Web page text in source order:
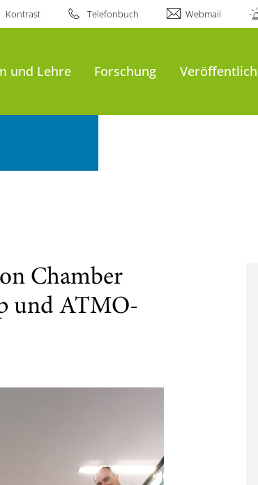
Kontrast Telefonbuch Webmail
und Lehre Forschung
Chamber
und ATMO-